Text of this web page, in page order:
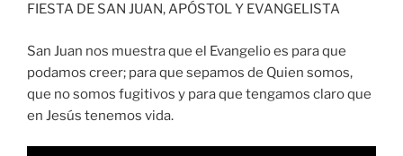
FIESTA DE SAN JUAN, APÓSTOL Y EVANGELISTA
San Juan nos muestra que el Evangelio es para que
podamos creer; para que sepamos de Quien somos,
que no somos fugitivos y para que tengamos claro que
en Jesús tenemos vida.